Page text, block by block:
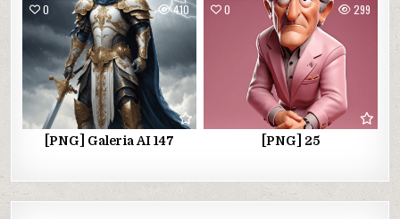
0 410
[PNG] Galeria AI 147
0 299
[PNG] 25